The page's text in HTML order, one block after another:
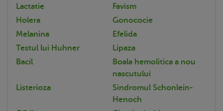
Lactatie
Favism
Holera
Gonococie
Melanina
Efelida
Testul lui Huhner
Lipaza
Bacil
Boala hemolitica a nou
nascutului
Listerioza
Sindromul Schonlein-
Henoch